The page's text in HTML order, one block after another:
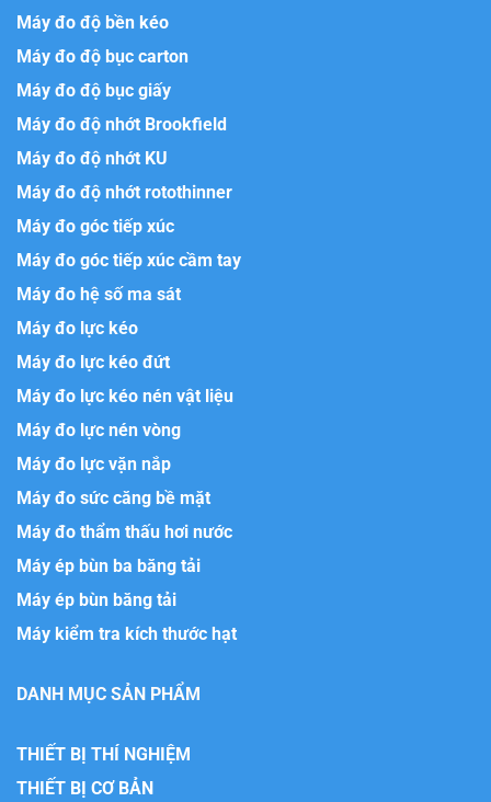
Máy đo độ bền kéo
Máy đo độ bục carton
Máy đo độ bục giấy
Máy đo độ nhớt Brookfield
Máy đo độ nhớt KU
Máy đo độ nhớt rotothinner
Máy đo góc tiếp xúc
Máy đo góc tiếp xúc cầm tay
Máy đo hệ số ma sát
Máy đo lực kéo
Máy đo lực kéo đứt
Máy đo lực kéo nén vật liệu
Máy đo lực nén vòng
Máy đo lực vặn nắp
Máy đo sức căng bề mặt
Máy đo thẩm thấu hơi nước
Máy ép bùn ba băng tải
Máy ép bùn băng tải
Máy kiểm tra kích thước hạt
DANH MỤC SẢN PHẨM
THIẾT BỊ THÍ NGHIỆM
THIẾT BỊ CƠ BẢN